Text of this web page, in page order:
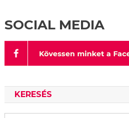
SOCIAL MEDIA
KERESÉS